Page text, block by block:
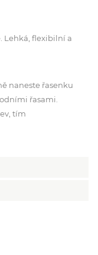
Lehká, flexibilní a
naneste řasenku
řasami.
tím